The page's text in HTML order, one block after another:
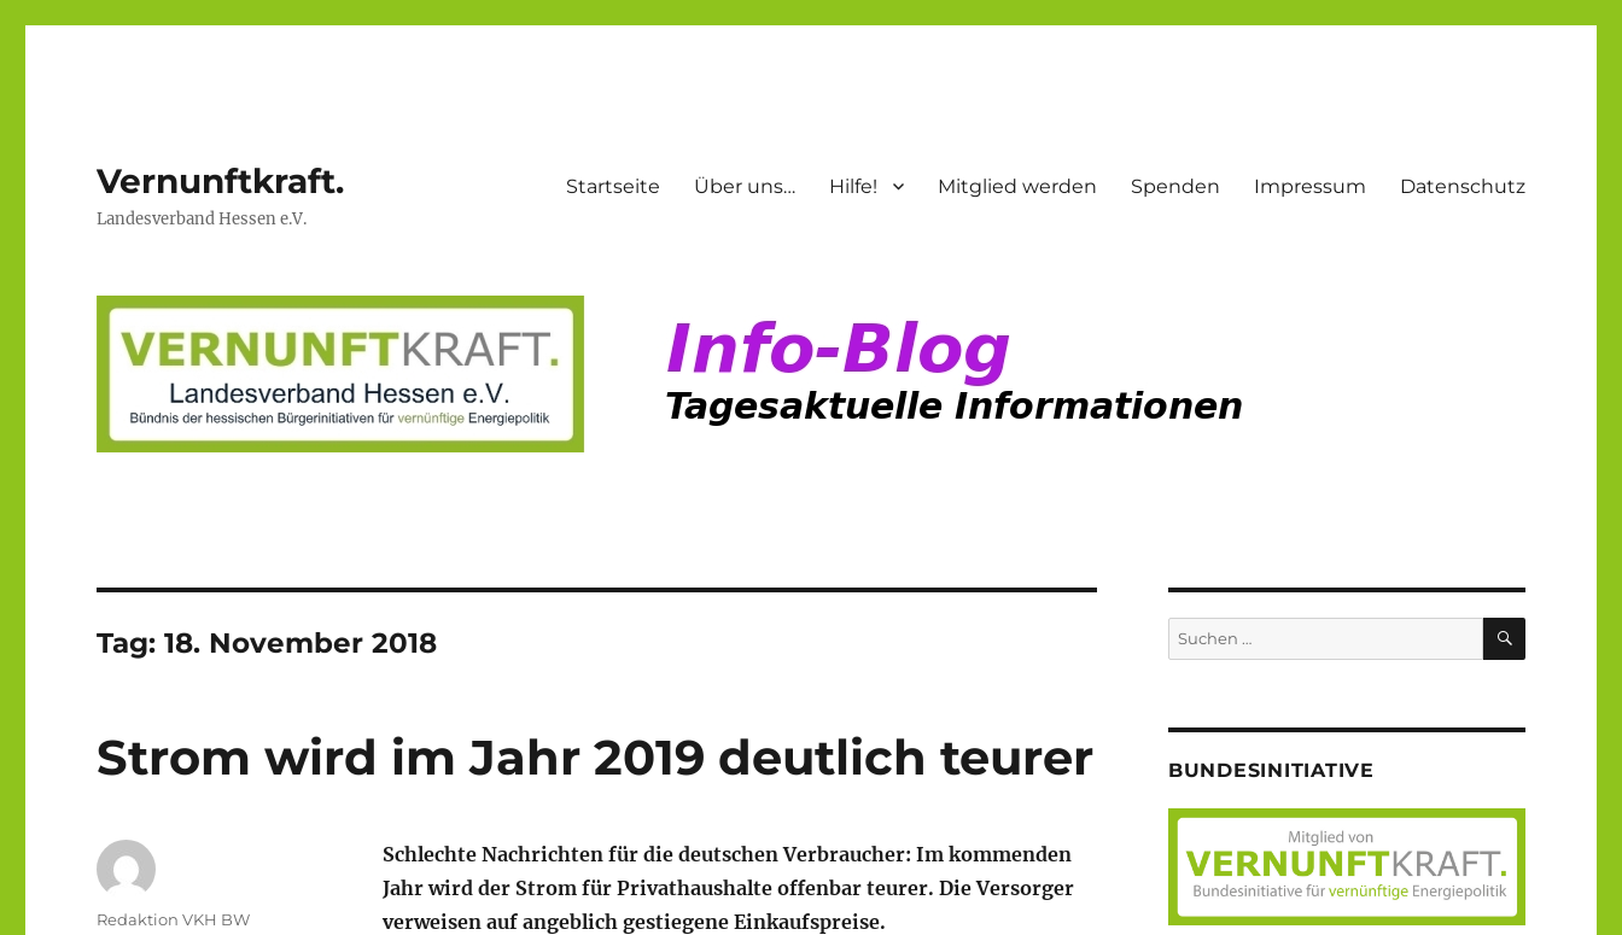
Vernunftkraft.
Landesverband Hessen e.V.
Startseite Über uns… Hilfe! Mitglied werden Spenden Impressum Datenschutz
Tag:18. November 2018
Strom wird im Jahr 2019 deutlich teurer
Schlechte Nachrichten für die deutschen Verbraucher: Im kommenden
Jahr wird der Strom für Privathaushalte offenbar teurer. Die Versorger
verweisen auf angeblich gestiegene Einkaufspreise.
Autor
Redaktion VKH BW
Suche
nach:
SUCHEN
BUNDESINITIATIVE